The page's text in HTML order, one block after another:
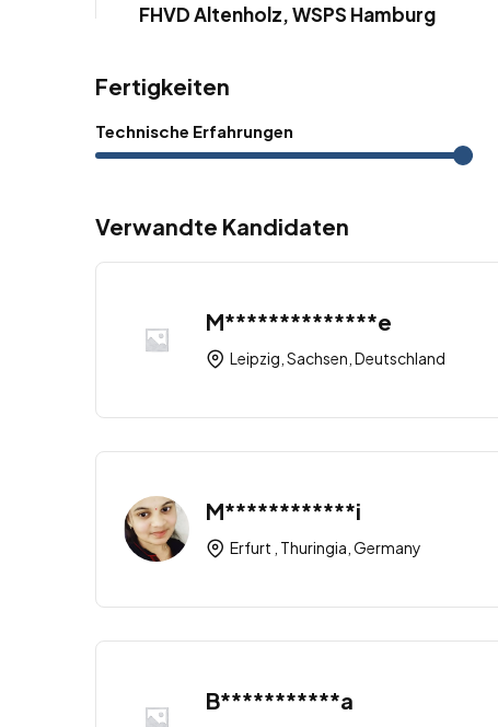
FHVD Altenholz, WSPS Hamburg
Fertigkeiten
Technische Erfahrungen
Verwandte Kandidaten
M**************e
Leipzig, Sachsen, Deutschland
M************i
Erfurt , Thuringia, Germany
B***********a